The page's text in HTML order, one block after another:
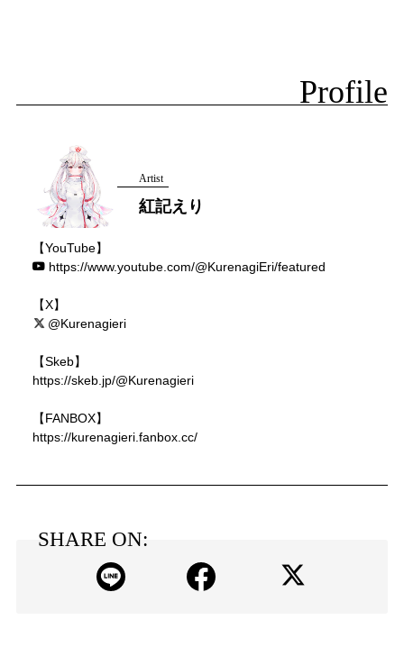
Profile
Artist
紅記えり
【YouTube】
https://www.youtube.com/@KurenagiEri/featured
【X】
@Kurenagieri
【Skeb】
https://skeb.jp/@Kurenagieri
【FANBOX】
https://kurenagieri.fanbox.cc/
SHARE ON: